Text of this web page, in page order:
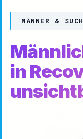
MÄNNER &
in